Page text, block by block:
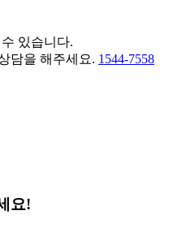
있습니다.
담을 해주세요. 1544-7558
요!